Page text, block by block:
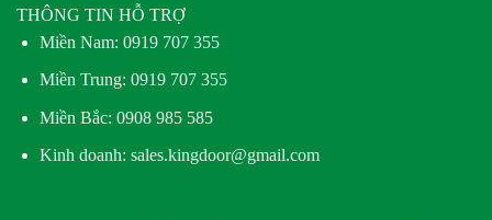
THÔNG TIN HỖ TRỢ
Miền Nam: 0919 707 355
Miền Trung: 0919 707 355
Miền Bắc: 0908 985 585
Kinh doanh: sales.kingdoor@gmail.com